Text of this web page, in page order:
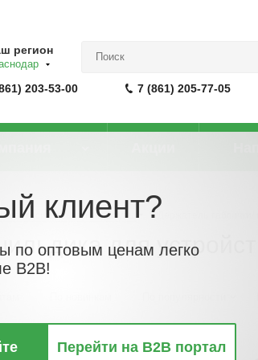
регион
203-53-00 7 (861) 205-77-05
светосигнальной арматуры - Держатель
для
клиент?
по оптовым ценам легко
B2B!
Перейти на B2B портал